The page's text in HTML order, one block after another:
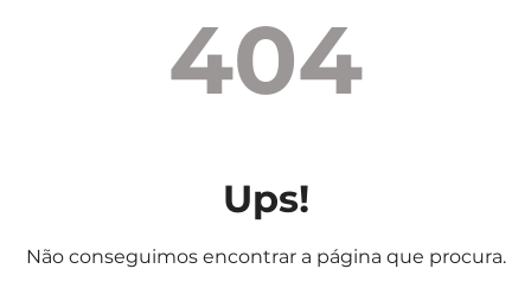
Carreira
Sociedade
404
Ups!
Não conseguimos encontrar a página que procura.